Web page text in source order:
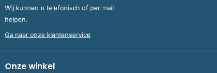
Wij kunnen u telefonisch of per mail
helpen.
Ga naar onze klantenservice
Onze winkel